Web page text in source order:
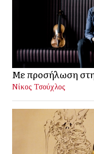
Με προσήλωση στη
Νίκος Τσούχλος